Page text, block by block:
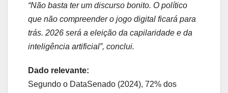
“Não basta ter um discurso bonito. O político
que não compreender o jogo digital ficará para
trás. 2026 será a eleição da capilaridade e da
inteligência artificial”, conclui.
Dado relevante:
Segundo o DataSenado (2024), 72% dos